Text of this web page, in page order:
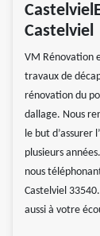
Castelviel
VM Rénovation
travaux de
rénovation du
dallage. Nous
le but
plusieurs
nous
Castelviel
aussi à votre